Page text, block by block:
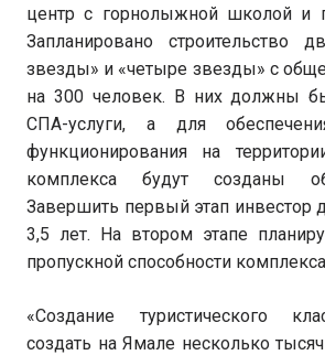
центр с горнолыжной школой и
Запланировано строительство
звезды» и «четыре звезды» с
на 300 человек. В них должны
СПА-услуги, а для
функционирования на
комплекса будут созданы
Завершить первый этап инвестор
3,5 лет. На втором этапе
пропускной способности
«Создание туристического
создать на Ямале несколько